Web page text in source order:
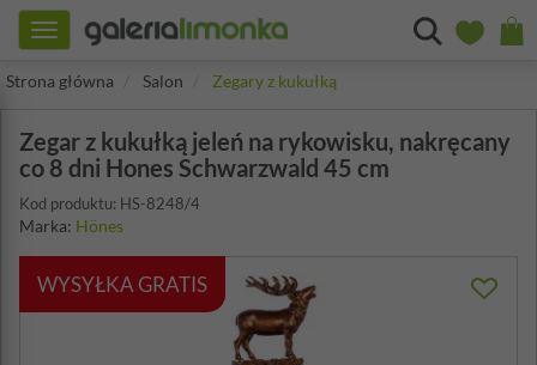
Toggle
navigation
Strona główna
Salon Zegary z kukułką
Zegar z kukułką jeleń na rykowisku, nakręcany
co 8 dni Hones Schwarzwald 45 cm
Kod produktu: HS-8248/4
Marka: Hönes
WYSYŁKA GRATIS